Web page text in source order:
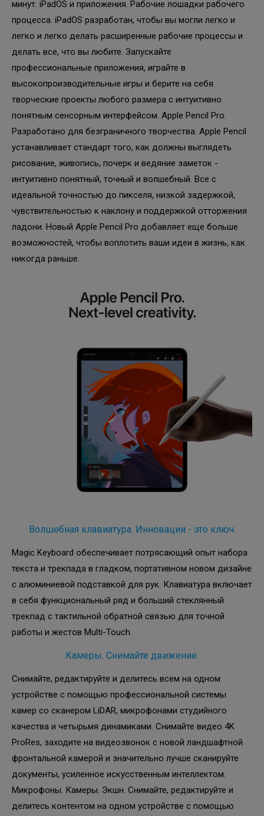
минут. iPadOS и приложения. Рабочие лошадки рабочего
процесса. iPadOS разработан, чтобы вы могли легко и
легко и легко делать расширенные рабочие процессы и
делать все, что вы любите. Запускайте
профессиональные приложения, играйте в
высокопроизводительные игры и берите на себя
творческие проекты любого размера с интуитивно
понятным сенсорным интерфейсом. Apple Pencil Pro.
Разработано для безграничного творчества. Apple Pencil
устанавливает стандарт того, как должны выглядеть
рисование, живопись, почерк и ведяние заметок -
интуитивно понятный, точный и волшебный. Все с
идеальной точностью до пикселя, низкой задержкой,
чувствительностью к наклону и поддержкой отторжения
ладони. Новый Apple Pencil Pro добавляет еще больше
возможностей, чтобы воплотить ваши идеи в жизнь, как
никогда раньше.
Волшебная клавиатура. Инновации - это ключ.
Magic Keyboard обеспечивает потрясающий опыт набора
текста и трекпада в гладком, портативном новом дизайне
с алюминиевой подставкой для рук. Клавиатура включает
в себя функциональный ряд и больший стеклянный
трекпад с тактильной обратной связью для точной
работы и жестов Multi-Touch.
Камеры. Снимайте движение.
Снимайте, редактируйте и делитесь всем на одном
устройстве с помощью профессиональной системы
камер со сканером LiDAR, микрофонами студийного
качества и четырьмя динамиками. Снимайте видео 4K
ProRes, заходите на видеозвонок с новой ландшафтной
фронтальной камерой и значительно лучше сканируйте
документы, усиленное искусственным интеллектом.
Микрофоны. Камеры. Экшн. Снимайте, редактируйте и
делитесь контентом на одном устройстве с помощью